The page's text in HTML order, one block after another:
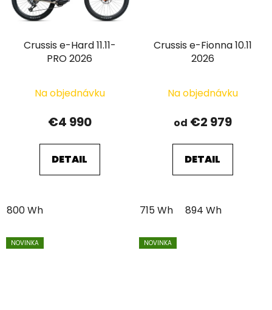
Crussis e-Hard 11.11-
PRO 2026
Na objednávku
€4 990
DETAIL
800 Wh
Crussis e-Fionna 10.11
2026
Na objednávku
od €2 979
DETAIL
715 Wh 894 Wh
NOVINKA NOVINKA